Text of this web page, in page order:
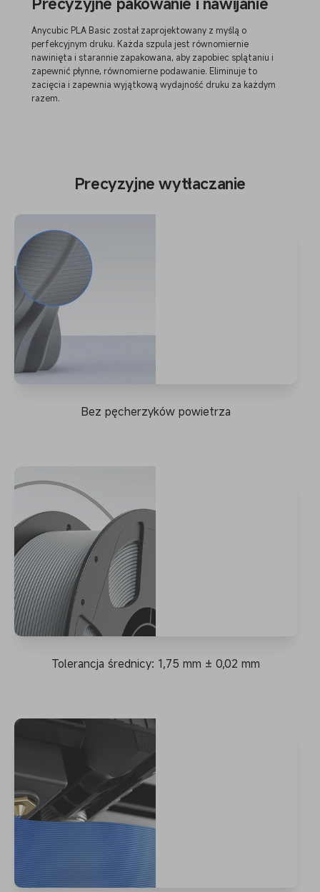
Anycubic PLA Basic został zaprojektowany z myślą o
perfekcyjnym druku. Każda szpula jest równomiernie
nawinięta i starannie zapakowana, aby zapobiec splątaniu i
zapewnić płynne, równomierne podawanie. Eliminuje to
zacięcia i zapewnia wyjątkową wydajność druku za każdym
razem.
Precyzyjne wytłaczanie
Bez pęcherzyków powietrza
Tolerancja średnicy: 1,75 mm ± 0,02 mm